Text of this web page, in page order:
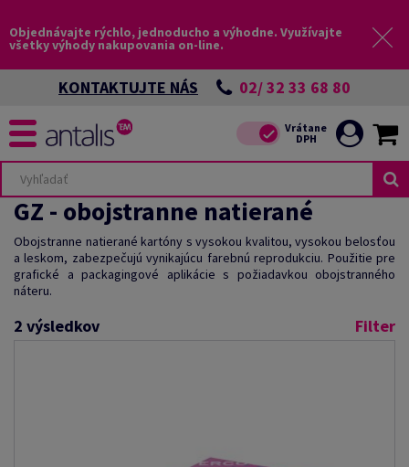
Objednávajte rýchlo, jednoducho a výhodne. Využívajte
všetky výhody nakupovania on-line.
KONTAKTUJTE NÁS 02/ 32 33 68 80
GZ - obojstranne natierané
Obojstranne natierané kartóny s vysokou kvalitou, vysokou belosťou
a leskom, zabezpečujú vynikajúcu farebnú reprodukciu. Použitie pre
grafické a packagingové aplikácie s požiadavkou obojstranného
náteru.
2 výsledkov Filter